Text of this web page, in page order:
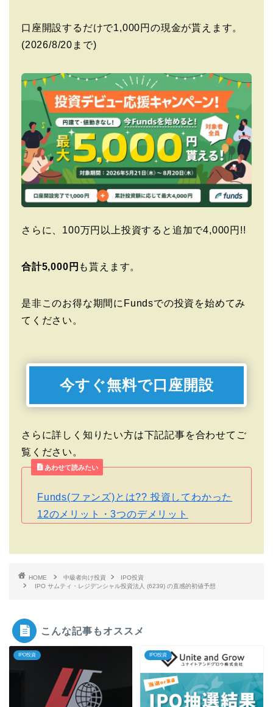
口座開設するだけで1,000円の現金が貰えます。
(2026/8/20まで)
さらに、100万円以上投資すると追加で4,000円!!
合計5,000円 も貰えます。
是非このお得な期間にFundsでの投資を始めてみ
てください。
今すぐ無料で口座開設
さらに詳しく知りたい方は下記記事を合わせてご
覧ください。
あわせて読みたい
Funds(ファンズ)とは?? 投資してわかった
12のメリット・3つのデメリット
HOME 中級者向け投資
IPO投資
IPO サムティ・レジデンシャル投資法人 (6239) の直感的初値予想
こんな記事もオススメ
IPO投資 IPO投資